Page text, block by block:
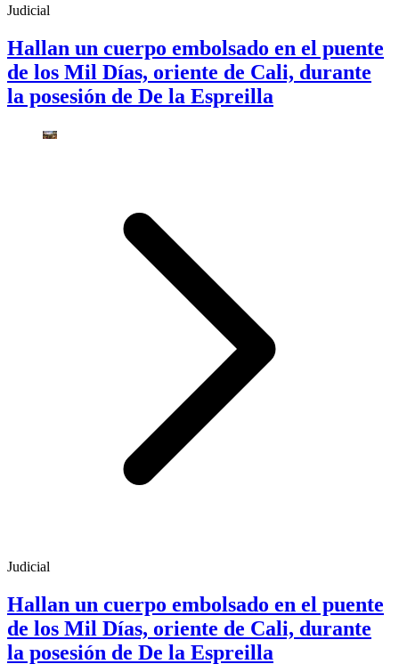
Judicial
Hallan un cuerpo embolsado en el puente
de los Mil Días, oriente de Cali, durante
la posesión de De la Espreilla
Judicial
Hallan un cuerpo embolsado en el puente
de los Mil Días, oriente de Cali, durante
la posesión de De la Espreilla